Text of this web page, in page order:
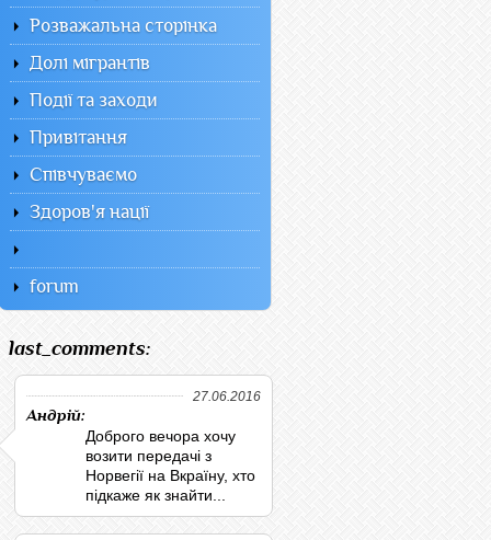
Розважальна сторінка
Долі мігрантів
Події та заходи
Привітання
Співчуваємо
Здоров'я нації
forum
last_comments:
27.06.2016
Андрій:
Доброго вечора хочу
возити передачі з
Норвегії на Вкраїну, хто
підкаже як знайти...